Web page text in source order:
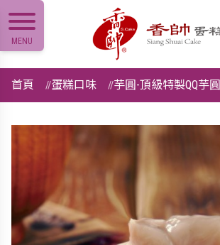
MENU
首頁 蛋糕口味 芋圓-頂級特製QQ芋圓